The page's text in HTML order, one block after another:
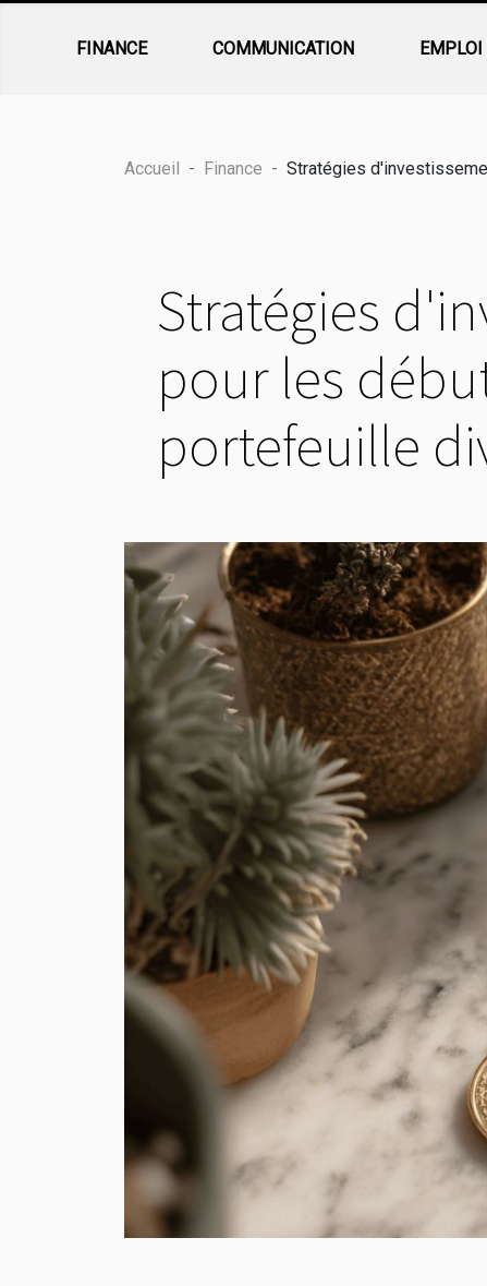
FINANCE COMMUNICATION EMPLOI
Accueil Finance Stratégies
Stratégies
pour les
portefeuille